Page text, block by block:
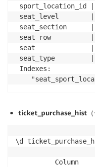
seat_level
seat_section
seat_row
seat              |
seat_type
Indexes:
ticket_purchase_hist
\d
Column